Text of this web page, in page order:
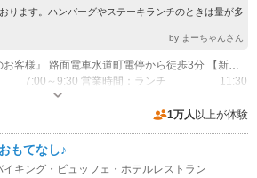
ります。ハンバーグやステーキランチのときは量が多
by まーちゃんさん
(1)【路面電車をご利用のお客様』 路面電車水道町電停から徒歩3分 【新幹線をご利用のお客様】 熊本駅→タクシー（約15分）→ホテルメルパルク熊本 熊本駅→水道町電停（路面電車約20分）→（徒歩約3分）→ホテルメルパルク熊本 【飛行機をご利用のお客様】 熊本空港→（リムジンバス約40分）→通町筋→（徒歩約5分）→ホテルメルパルク熊本
11:30
業時間：ティータイム 14:00～17:00 営業時
1万人 以上が体験
もてなし♪
イキング・ビュッフェ・ホテルレストラン